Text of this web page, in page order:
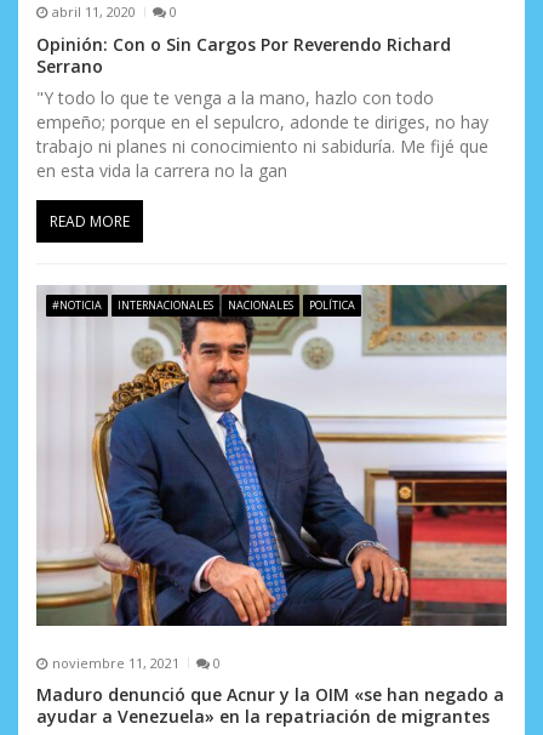
abril 11, 2020 0
Opinión: Con o Sin Cargos Por Reverendo Richard
Serrano
"Y todo lo que te venga a la mano, hazlo con todo
empeño; porque en el sepulcro, adonde te diriges, no hay
trabajo ni planes ni conocimiento ni sabiduría. Me fijé que
en esta vida la carrera no la gan
READ MORE
#NOTICIA INTERNACIONALES NACIONALES POLÍTICA
noviembre 11, 2021 0
Maduro denunció que Acnur y la OIM «se han negado a
ayudar a Venezuela» en la repatriación de migrantes